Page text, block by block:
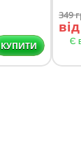
КУПИТИ
349
Є